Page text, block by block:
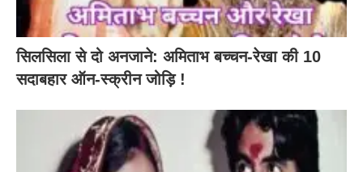
सिलसिला से दो अनजाने: अमिताभ बच्चन-रेखा की 10
सदाबहार ऑन-स्क्रीन जोड़ि !